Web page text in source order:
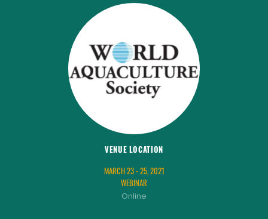
VENUE LOCATION
MARCH 23 - 25, 2021
WEBINAR
Online